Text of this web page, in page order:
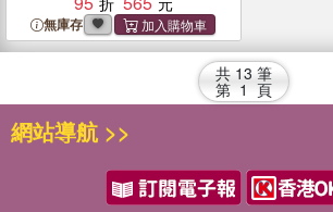
無庫存
共 13 筆
第 1 頁
網站導航 >>